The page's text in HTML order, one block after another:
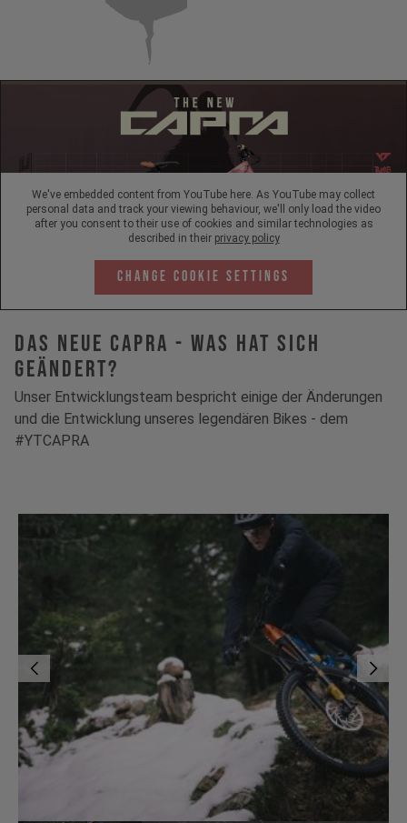
We've embedded content from YouTube here. As YouTube may collect
personal data and track your viewing behaviour, we'll only load the video
after you consent to their use of cookies and similar technologies as
described in their privacy policy
Change Cookie Settings
Das neue Capra - Was hat sich
geändert?
Unser Entwicklungsteam bespricht einige der Änderungen
und die Entwicklung unseres legendären Bikes - dem
#YTCAPRA